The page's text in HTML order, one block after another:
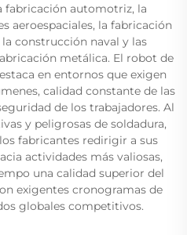
fabricación automotriz, la
aeroespaciales, la fabricación
construcción naval y las
metálica. El robot de
en entornos que exigen
calidad constante de las
de los trabajadores. Al
y peligrosas de soldadura,
fabricantes redirigir a sus
actividades más valiosas,
una calidad superior del
exigentes cronogramas de
globales competitivos.